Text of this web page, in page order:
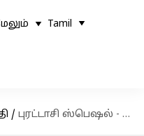
Tamil
/ புரட்டாசி ஸ்பெஷல் - வெஜ் சிக்கன் குழம்பு செய்வது எப்படி ?